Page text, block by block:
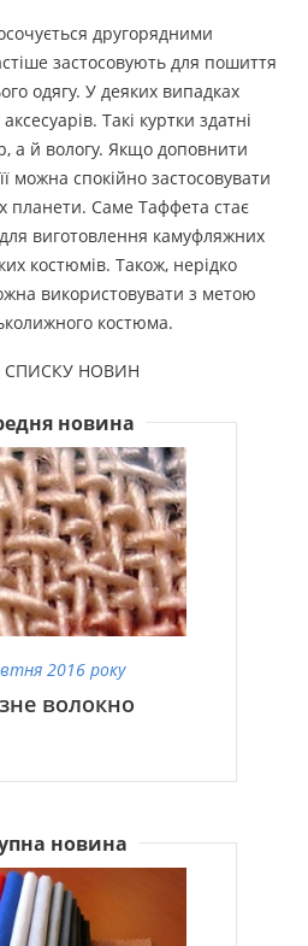
другорядними
застосовують для пошиття
одягу. У деяких випадках
Такі куртки здатні
а й вологу. Якщо доповнити
можна спокійно застосовувати
планети. Саме Таффета стає
виготовлення камуфляжних
костюмів. Також, нерідко
використовувати з метою
костюма.
НОВИН
новина
2016 року
волокно
новина